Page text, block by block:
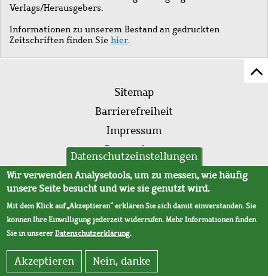
Verlags/Herausgebers.
Informationen zu unserem Bestand an gedruckten
Zeitschriften finden Sie hier.
Fußleistenmenü
Sitemap
Barrierefreiheit
Impressum
Datenschutz
AVB
Datenschutzeinstellungen
Wir verwenden Analysetools, um zu messen, wie häufig
unsere Seite besucht und wie sie genutzt wird.
Mit dem Klick auf „Akzeptieren“ erklären Sie sich damit einverstanden. Sie
können Ihre Einwilligung jederzeit widerrufen. Mehr Informationen finden
Sie in unsererDatenschutzerklärung.
Akzeptieren Nein, danke